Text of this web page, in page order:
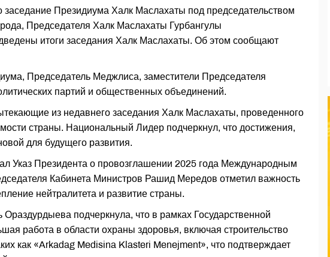
Президиума Халк Маслахаты под председательством
Председателя Халк Маслахаты Гурбангулы
итоги заседания Халк Маслахаты. Об этом сообщают
Председатель Меджлиса, заместители Председателя
партий и общественных объединений.
из недавнего заседания Халк Маслахаты, проведенного
страны. Национальный Лидер подчеркнул, что достижения,
для будущего развития.
Указ Президента о провозглашении 2025 года Международным
Кабинета Министров Рашид Мередов отметил важность
нейтралитета и развитие страны.
подчеркнула, что в рамках Государственной
работа в области охраны здоровья, включая строительство
как «Arkadag Medisina Klasteri Menejment», что подтверждает